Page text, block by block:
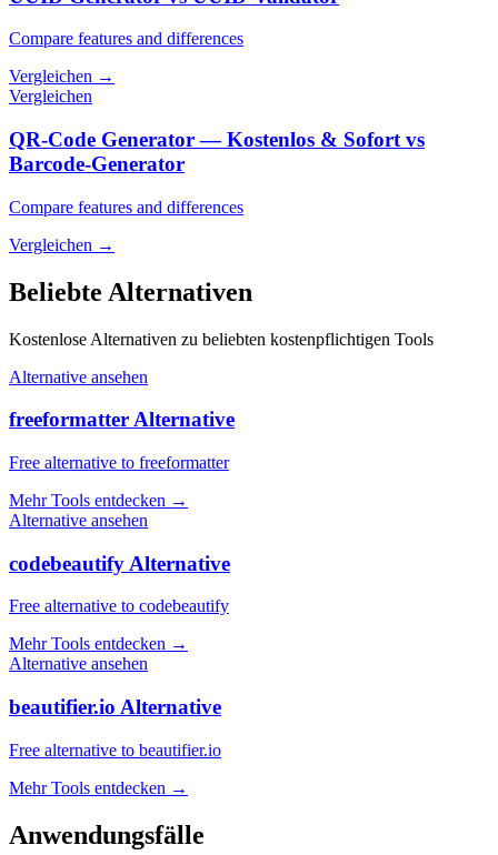
Compare features and differences
Vergleichen →
Vergleichen
QR-Code Generator — Kostenlos & Sofort vs
Barcode-Generator
Compare features and differences
Vergleichen →
Beliebte Alternativen
Kostenlose Alternativen zu beliebten kostenpflichtigen Tools
Alternative ansehen
freeformatter Alternative
Free alternative to freeformatter
Mehr Tools entdecken →
Alternative ansehen
codebeautify Alternative
Free alternative to codebeautify
Mehr Tools entdecken →
Alternative ansehen
beautifier.io Alternative
Free alternative to beautifier.io
Mehr Tools entdecken →
Anwendungsfälle